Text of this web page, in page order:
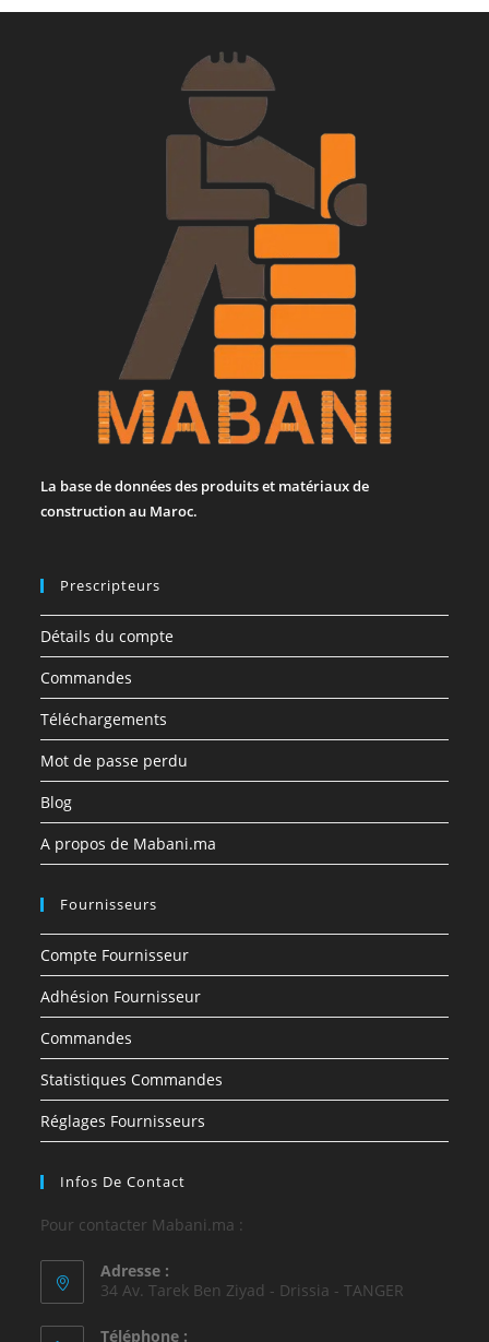
La base de données des produits et matériaux de
construction au Maroc.
Prescripteurs
Détails du compte
Commandes
Téléchargements
Mot de passe perdu
Blog
A propos de Mabani.ma
Fournisseurs
Compte Fournisseur
Adhésion Fournisseur
Commandes
Statistiques Commandes
Réglages Fournisseurs
Infos De Contact
Pour contacter Mabani.ma :
Adresse :
34 Av. Tarek Ben Ziyad - Drissia - TANGER
Téléphone :